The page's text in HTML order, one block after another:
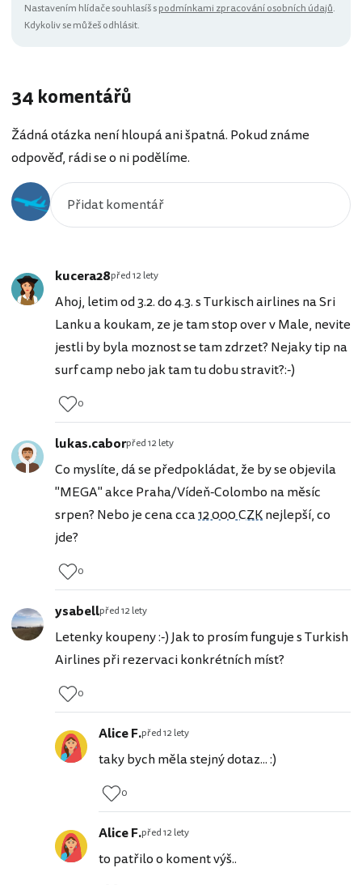
Nastavením hlídače souhlasíš spodmínkami zpracování osobních údajů.
Kdykoliv se můžeš odhlásit.
34 komentářů
Žádná otázka není hloupá ani špatná. Pokud známe
odpověď, rádi se o ni podělíme.
kucera28před 12 lety
Ahoj, letim od 3.2. do 4.3. s Turkisch airlines na Sri
Lanku a koukam, ze je tam stop over v Male, nevite
jestli by byla moznost se tam zdrzet? Nejaky tip na
surf camp nebo jak tam tu dobu stravit?:-)
0
lukas.caborpřed 12 lety
Co myslíte, dá se předpokládat, že by se objevila
"MEGA" akce Praha/Vídeň-Colombo na měsíc
srpen? Nebo je cena cca12 000 CZKnejlepší, co
jde?
0
ysabellpřed 12 lety
Letenky koupeny :-) Jak to prosím funguje s Turkish
Airlines při rezervaci konkrétních míst?
0
Alice F.před 12 lety
taky bych měla stejný dotaz... :)
0
Alice F.před 12 lety
to patřilo o koment výš..